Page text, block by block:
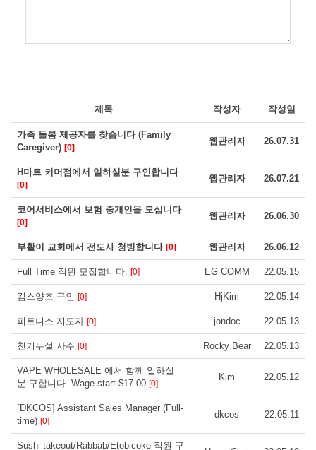
제목 작성자 작성일
가족 돌봄 제공자를 찾습니다 (Family
Caregiver) [0]
웹관리자 26.07.31
H마트 커머점에서 일하실분 구인합니다
[0]
웹관리자 26.07.21
코어서비스에서 보험 중개인을 모십니다
[0]
웹관리자 26.06.30
부활이 교회에서 전도사 청빙합니다 [0] 웹관리자 26.06.12
Full Time 직원 모집합니다. [0] EG COMM 22.05.15
킴스양조 구인 [0] HjKim 22.05.14
피트니스 지도자 [0] jondoc 22.05.13
천기누설 사주 [0] Rocky Bear 22.05.13
VAPE WHOLESALE 에서 함께 일하실
분 구합니다. Wage start $17.00 [0]
Kim 22.05.12
[DKCOS] Assistant Sales Manager (Full-
time) [0]
dkcos 22.05.11
Sushi takeout/Rabbab/Etobicoke 직원 구